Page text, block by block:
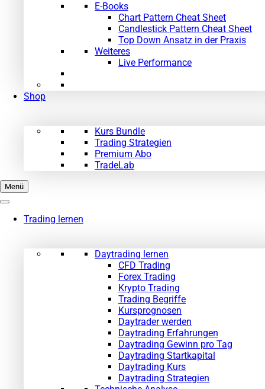
E-Books
Chart Pattern Cheat Sheet
Candlestick Pattern Cheat Sheet
Top Down Ansatz in der Praxis
Weiteres
Live Performance
Shop
Kurs Bundle
Trading Strategien
Premium Abo
TradeLab
Menü
Trading lernen
Daytrading lernen
CFD Trading
Forex Trading
Krypto Trading
Trading Begriffe
Kursprognosen
Daytrader werden
Daytrading Erfahrungen
Daytrading Gewinn pro Tag
Daytrading Startkapital
Daytrading Kurs
Daytrading Strategien